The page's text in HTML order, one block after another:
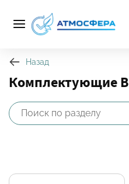
Назад
Комплектующие